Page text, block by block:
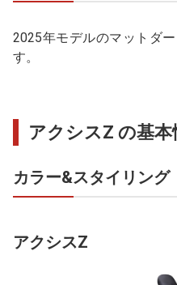
2025年モデルのマットダ
す。
アクシスZ の基本
カラー&スタイリング
アクシスZ